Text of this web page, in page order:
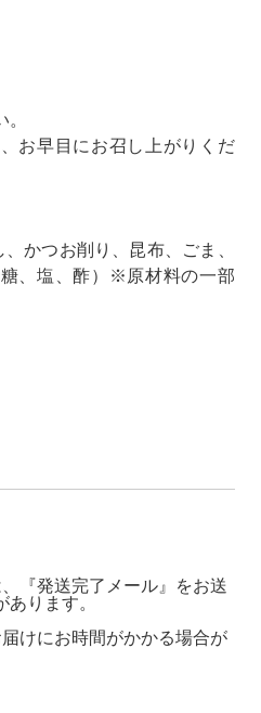
お早目にお召し上がりくだ
かつお削り、昆布、ごま、
、塩、酢）※原材料の一部
『発送完了メール』をお送
ります。
けにお時間がかかる場合が